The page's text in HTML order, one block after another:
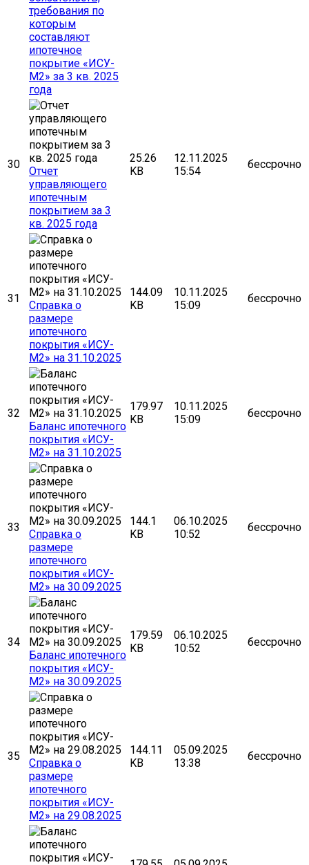
требования по
которым
составляют
ипотечное
покрытие «ИСУ-
М2» за 3 кв. 2025
года
30
Отчет
управляющего
ипотечным
покрытием за 3
кв. 2025 года
25.26
KB
12.11.2025
15:54
бессрочно
31
Cправка о
размере
ипотечного
покрытия «ИСУ-
М2» на 31.10.2025
144.09
KB
10.11.2025
15:09
бессрочно
32
Баланс ипотечного
покрытия «ИСУ-
М2» на 31.10.2025
179.97
KB
10.11.2025
15:09
бессрочно
33
Cправка о
размере
ипотечного
покрытия «ИСУ-
М2» на 30.09.2025
144.1
KB
06.10.2025
10:52
бессрочно
34
Баланс ипотечного
покрытия «ИСУ-
М2» на 30.09.2025
179.59
KB
06.10.2025
10:52
бессрочно
35
Cправка о
размере
ипотечного
покрытия «ИСУ-
М2» на 29.08.2025
144.11
KB
05.09.2025
13:38
бессрочно